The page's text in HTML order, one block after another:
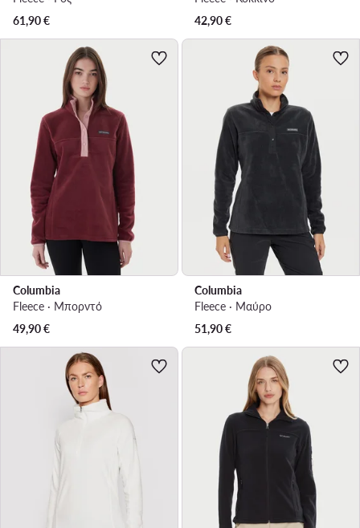
61,90€
42,90€
Columbia
Fleece · Μπορντό
49,90€
Columbia
Fleece · Μαύρο
51,90€